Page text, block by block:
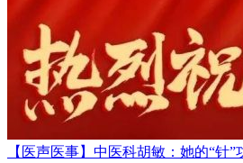
【医声医事】中医科胡敏：她的“针